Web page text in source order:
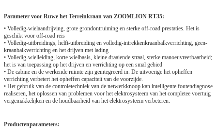
Parameter voor Ruwe het Terreinkraan van ZOOMLION RT35:
• Volledig-wielaandrijving, grote grondontruiming en sterke off-road prestaties. Het is
geschikt voor off-road reis
• Volledig-uitbreidings, helft-uitbreiding en volledig-intrekkenkraanbalkverrichting, geen-
kraanbalkverrichting en het drijven met lading
• Volledig-wielleiding, korte wielbasis, kleine draaiende straal, sterke manoeuvreerbaarheid;
het is van toepassing op het drijven en verrichting op een smal gebied
• De cabine en de werkende ruimte zijn geïntegreerd in. De uitvoerige het opheffen
verrichting verbetert het opheffen capaciteit van de voorzijde.
• Het gebruik van de controletechniek van de netwerkknoop kan intelligente foutendiagnose
realiseren, het oplossen van problemen voor het elektrosysteem van het completee voertuig
vergemakkelijken en de houdbaarheid van het elektrosysteem verbeteren.
Productenparameters: